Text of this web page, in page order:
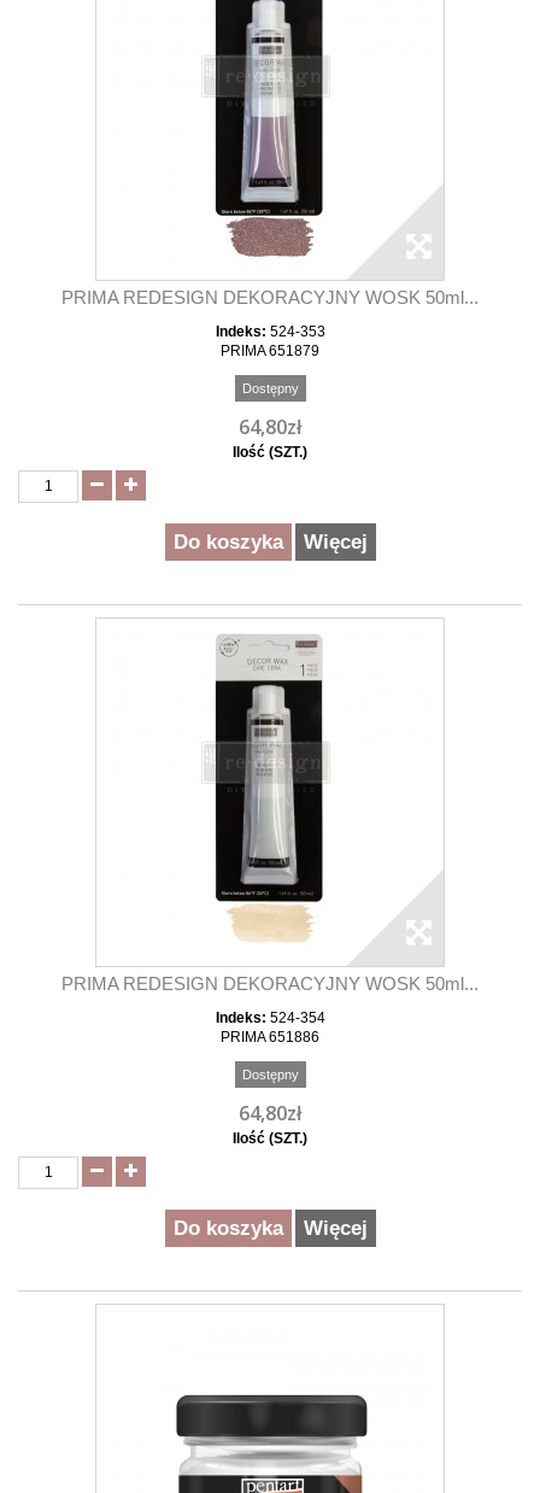
PRIMA REDESIGN DEKORACYJNY WOSK 50ml...
Indeks: 524-353
PRIMA 651879
Dostępny
64,80zł
Ilość (SZT.)
Do koszyka Więcej
PRIMA REDESIGN DEKORACYJNY WOSK 50ml...
Indeks: 524-354
PRIMA 651886
Dostępny
64,80zł
Ilość (SZT.)
Do koszyka Więcej